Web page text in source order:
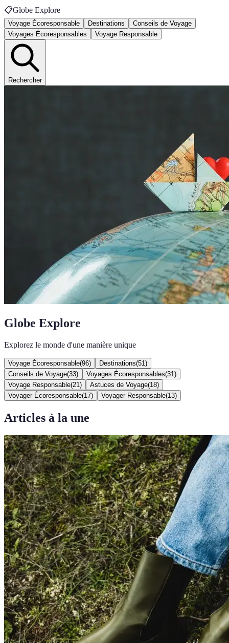
📋Globe Explore
Voyage Écoresponsable Destinations
Conseils de Voyage
Voyages Écoresponsables
Voyage Responsable
Rechercher
Globe Explore
Explorez le monde d'une manière unique
Voyage Écoresponsable(96) Destinations(51 )
Conseils de Voyage(33) Voyages Écoresponsables(31 )
Voyage Responsable(21 ) Astuces de Voyage(18)
Voyager Écoresponsable(17) Voyager Responsable(13)
Articles à la une